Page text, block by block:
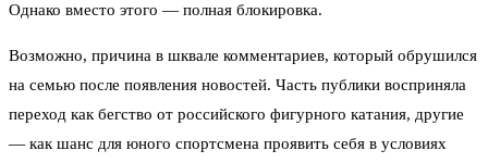
Однако вместо этого — полная блокировка.
Возможно, причина в шквале комментариев, который обрушился
на семью после появления новостей. Часть публики восприняла
переход как бегство от российского фигурного катания, другие
— как шанс для юного спортсмена проявить себя в условиях